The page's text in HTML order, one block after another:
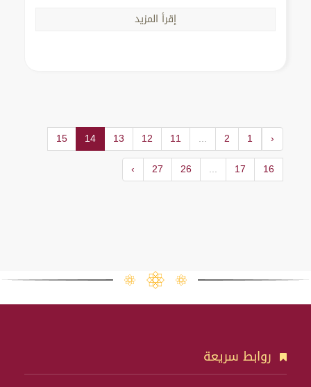
إقرأ المزيد
‹
1
2
...
11
12
13
14
15
16
17
...
26
27
›
روابط سريعة